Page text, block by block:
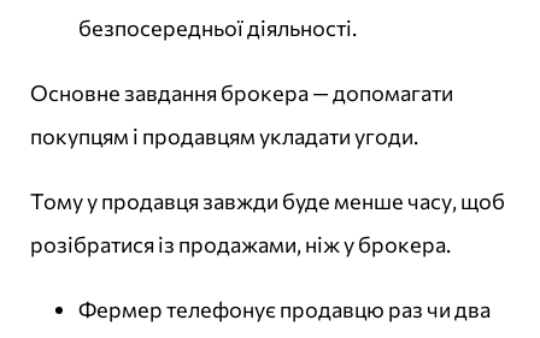
безпосередньої діяльності.
Основне завдання брокера — допомагати
покупцям і продавцям укладати угоди.
Тому у продавця завжди буде менше часу, щоб
розібратися із продажами, ніж у брокера.
Фермер телефонує продавцю раз чи два